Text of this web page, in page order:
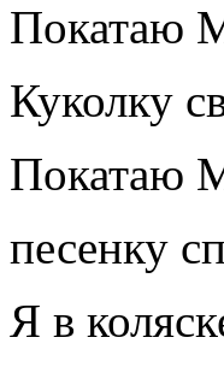
Покатаю
Куколку
Покатаю
песенку
Я в